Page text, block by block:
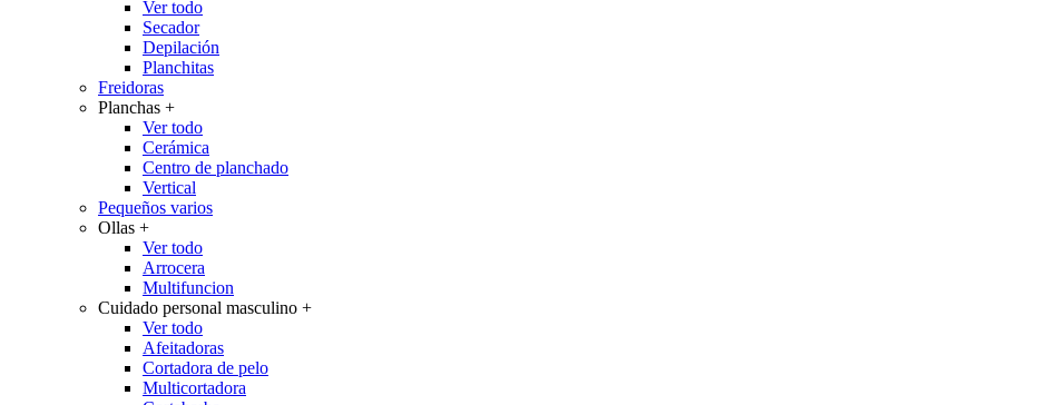
Ver todo
Secador
Depilación
Planchitas
Freidoras
Planchas +
Ver todo
Cerámica
Centro de planchado
Vertical
Pequeños varios
Ollas +
Ver todo
Arrocera
Multifuncion
Cuidado personal masculino +
Ver todo
Afeitadoras
Cortadora de pelo
Multicortadora